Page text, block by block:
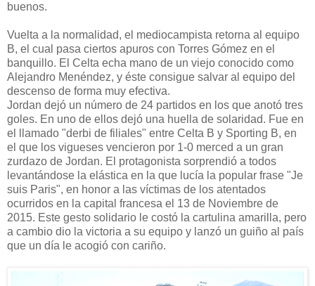
buenos.
Vuelta a la normalidad, el mediocampista retorna al equipo
B, el cual pasa ciertos apuros con Torres Gómez en el
banquillo. El Celta echa mano de un viejo conocido como
Alejandro Menéndez, y éste consigue salvar al equipo del
descenso de forma muy efectiva.
Jordan dejó un número de 24 partidos en los que anotó tres
goles. En uno de ellos dejó una huella de solaridad. Fue en
el llamado "derbi de filiales" entre Celta B y Sporting B, en
el que los vigueses vencieron por 1-0 merced a un gran
zurdazo de Jordan. El protagonista sorprendió a todos
levantándose la elástica en la que lucía la popular frase "Je
suis Paris", en honor a las víctimas de los atentados
ocurridos en la capital francesa el 13 de Noviembre de
2015. Este gesto solidario le costó la cartulina amarilla, pero
a cambio dio la victoria a su equipo y lanzó un guiño al país
que un día le acogió con cariño.